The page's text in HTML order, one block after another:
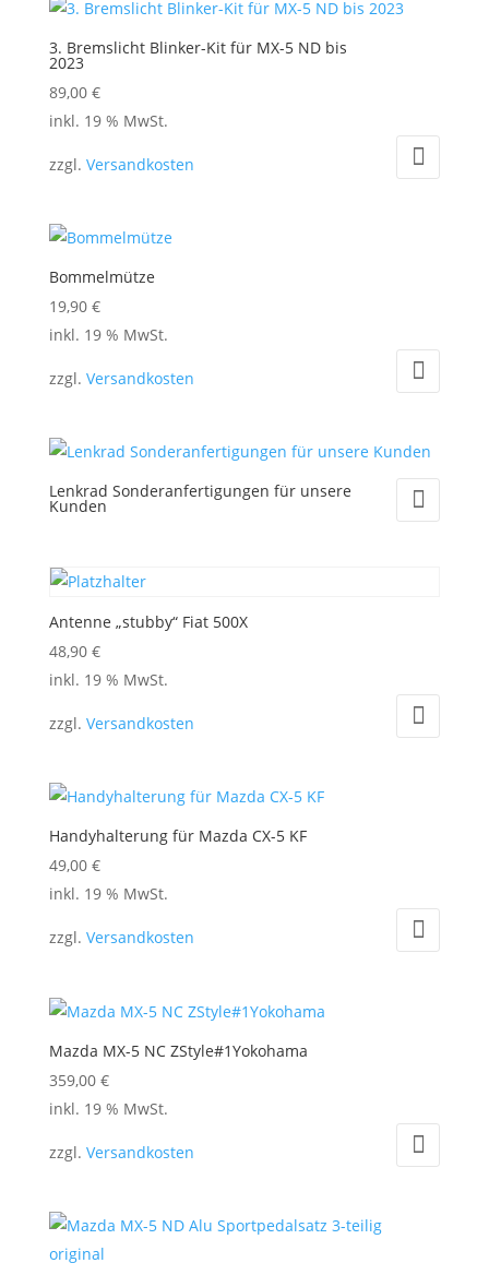
3. Bremslicht Blinker-Kit für MX-5 ND bis
2023
89,00 €
inkl. 19 % MwSt.
zzgl. Versandkosten
Bommelmütze
19,90 €
inkl. 19 % MwSt.
zzgl. Versandkosten
Lenkrad Sonderanfertigungen für unsere
Kunden
Antenne „stubby“ Fiat 500X
48,90 €
inkl. 19 % MwSt.
zzgl. Versandkosten
Handyhalterung für Mazda CX-5 KF
49,00 €
inkl. 19 % MwSt.
zzgl. Versandkosten
Mazda MX-5 NC ZStyle#1Yokohama
359,00 €
inkl. 19 % MwSt.
zzgl. Versandkosten